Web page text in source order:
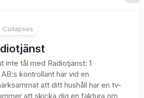
Collapses
inte tål med Radiotjänst: 1
kontrollant har vid en
att ditt hushåll har en tv-
att skicka dig en faktura om